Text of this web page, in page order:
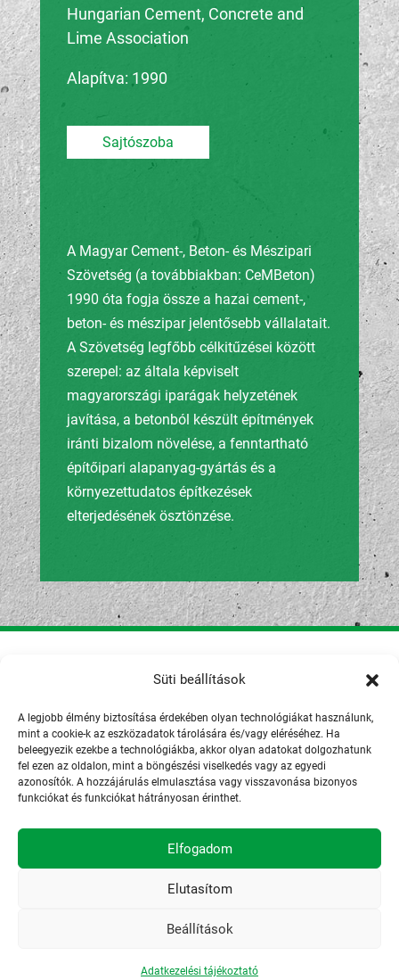
Süti beállítások
A legjobb élmény biztosítása érdekében olyan technológiákat használunk,
mint a cookie-k az eszközadatok tárolására és/vagy eléréséhez. Ha
beleegyezik ezekbe a technológiákba, akkor olyan adatokat dolgozhatunk
fel ezen az oldalon, mint a böngészési viselkedés vagy az egyedi
azonosítók. A hozzájárulás elmulasztása vagy visszavonása bizonyos
funkciókat és funkciókat hátrányosan érinthet.
Elfogadom
Elutasítom
Beállítások
Adatkezelési tájékoztató
Hungarian Cement, Concrete and
Lime Association
Alapítva: 1990
Sajtószoba
A Magyar Cement-, Beton- és Mészipari
Szövetség (a továbbiakban: CeMBeton)
1990 óta fogja össze a hazai cement-,
beton- és mészipar jelentősebb vállalatait.
A Szövetség legfőbb célkitűzései között
szerepel: az általa képviselt
magyarországi iparágak helyzetének
javítása, a betonból készült építmények
iránti bizalom növelése, a fenntartható
építőipari alapanyag-gyártás és a
környezettudatos építkezések
elterjedésének ösztönzése.